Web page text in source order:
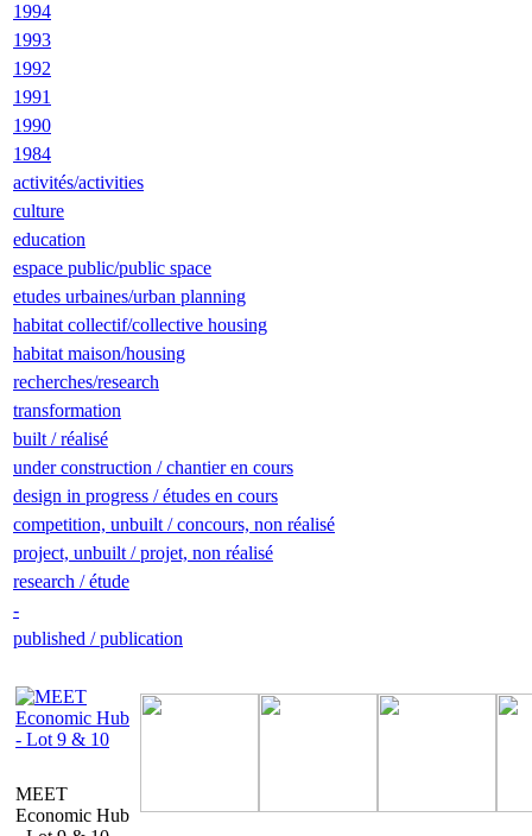
1994
1993
1992
1991
1990
1984
activités/activities
culture
education
espace public/public space
etudes urbaines/urban planning
habitat collectif/collective housing
habitat maison/housing
recherches/research
transformation
built / réalisé
under construction / chantier en cours
design in progress / études en cours
competition, unbuilt / concours, non réalisé
project, unbuilt / projet, non réalisé
research / étude
-
published / publication
MEET
Economic Hub